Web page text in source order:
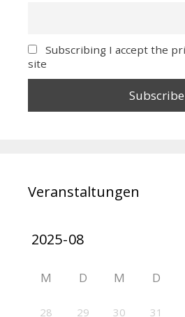
Subscribing I accept the
site
Veranstaltungen
M D M D
28 29 30 31